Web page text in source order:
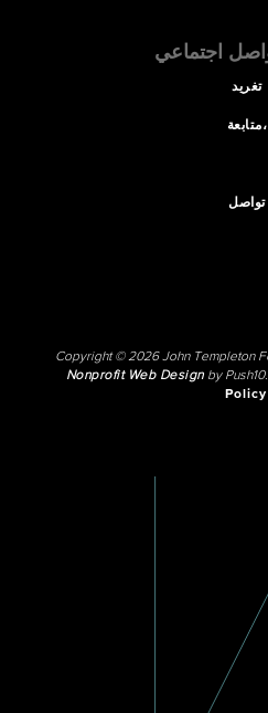
اجتماعي
تغريد
متابعة،
تواصل
Copyright © 2026 John Templeton
Nonprofit Web Designby Push10.
Policy